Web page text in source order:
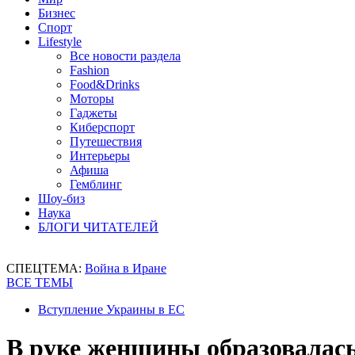
Бизнес
Спорт
Lifestyle
Все новости раздела
Fashion
Food&Drinks
Моторы
Гаджеты
Киберспорт
Путешествия
Интерьеры
Афиша
Гемблинг
Шоу-биз
Наука
БЛОГИ ЧИТАТЕЛЕЙ
СПЕЦТЕМА: Война в Иране
ВСЕ ТЕМЫ
Вступление Украины в ЕС
В руке женщины